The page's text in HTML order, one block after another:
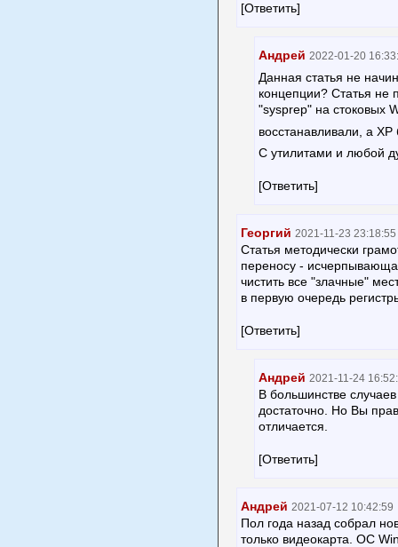
[Ответить]
Андрей 2022-01-20
Данная статья не
концепции? Статья не
"sysprep" на стоковых
восстанавливали, а
С утилитами и любой
[Ответить]
Георгий 2021-11-23 23:18:55
Статья методически
переносу -
чистить все "злачные"
в первую очередь
[Ответить]
Андрей 2021-11-24
В большинстве
достаточно. Но Вы
отличается.
[Ответить]
Андрей 2021-07-12 10:42:59
Пол года назад собрал
только видеокарта. ОС